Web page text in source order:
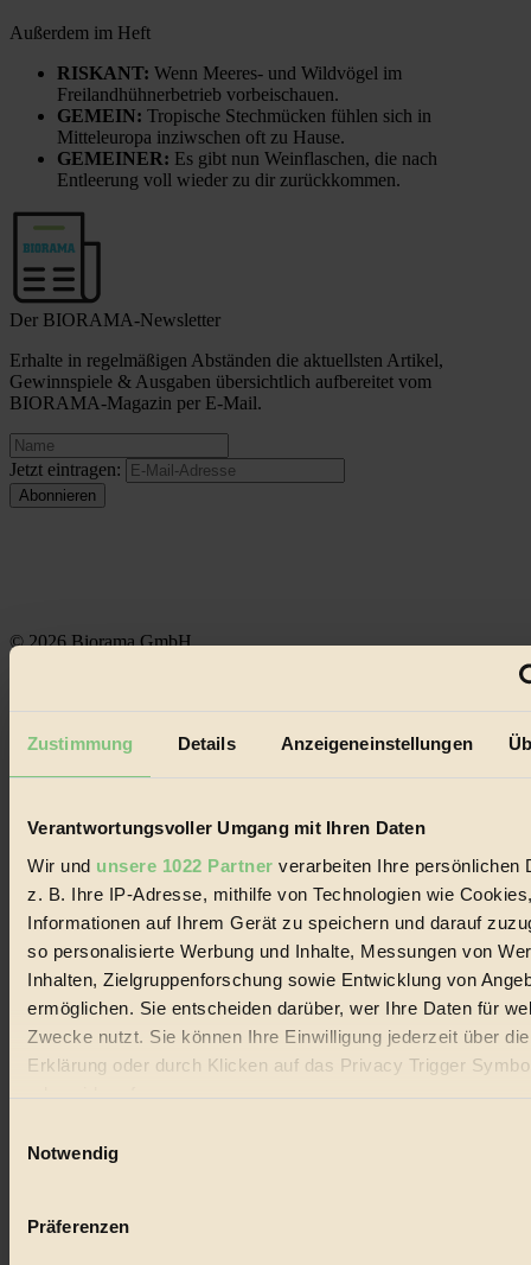
Zustimmung Details Anzeigeneinstellungen
Verantwortungsvoller Umgang mit Ihren Daten
Wir und unsere 1022 Partner verarbeiten Ihre persönlichen
z. B. Ihre IP-Adresse, mithilfe von Technologien wie
Informationen auf Ihrem Gerät zu speichern und darauf
so personalisierte Werbung und Inhalte, Messungen von
Inhalten, Zielgruppenforschung sowie Entwicklung von
ermöglichen. Sie entscheiden darüber, wer Ihre Daten für
Zwecke nutzt. Sie können Ihre Einwilligung jederzeit über
Erklärung oder durch Klicken auf das Privacy Trigger
oder widerrufen
Wenn Sie es erlauben, würden wir auch gerne:
Ihr Gerät durch aktives Scannen nach bestimmten
Notwendig
Präferenzen
Außerdem im Heft
RISKANT: Wenn Meeres- und Wildvögel im
Freilandhühnerbetrieb vorbeischauen.
GEMEIN: Tropische Stechmücken fühlen sich in
Mitteleuropa inziwschen oft zu Hause.
GEMEINER: Es gibt nun Weinflaschen, die nach
Entleerung voll wieder zu dir zurückkommen.
Der BIORAMA-Newsletter
Erhalte in regelmäßigen Abständen die aktuellsten Artikel,
Gewinnspiele & Ausgaben übersichtlich aufbereitet vom
BIORAMA-Magazin per E-Mail.
Jetzt eintragen:
© 2026 Biorama GmbH
Handels mit Bioprodukten, des Fair-Trade sowie der Branche
Social Media
22.601 Fans auf Facebook
3.415 Follower auf Twitter
Folge uns auf Instagram
Themen
Bio
Vegan